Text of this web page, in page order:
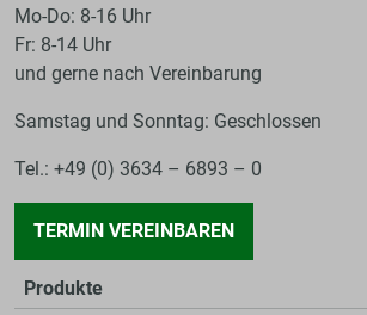
Mo-Do: 8-16 Uhr
Fr: 8-14 Uhr
und gerne nach Vereinbarung
Samstag und Sonntag: Geschlossen
Tel.: +49 (0) 3634 – 6893 – 0
TERMIN VEREINBAREN
Produkte